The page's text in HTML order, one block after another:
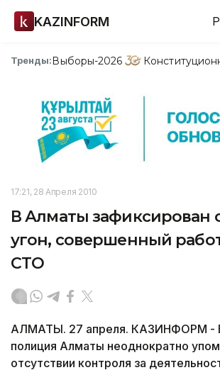
KAZINFORM
Тренды:Выборы-2026
17:21, 28 Апреля 2010
В Алматы зафиксирован
угон, совершенный
СТО
АЛМАТЫ. 27 апреля. КАЗИНФОРМ -
полиция Алматы неоднократно
отсутствии контроля за